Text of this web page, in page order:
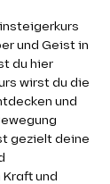
und Geist in
du hier
wirst du die
und
gezielt deine
und